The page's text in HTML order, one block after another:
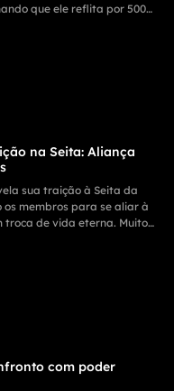
que ele reflita por 500
na Seita: Aliança
sua traição à Seita da
os membros para se aliar à
troca de vida eterna. Muitos
resistem furiosamente. Os
quem se negue a
que o exército
breve.
com poder